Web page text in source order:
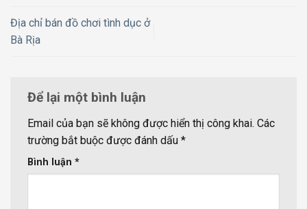
Địa chỉ bán đồ chơi tình dục ở
Bà Rịa
Để lại một bình luận
Email của bạn sẽ không được hiển thị công khai. Các
trường bắt buộc được đánh dấu *
Bình luận *